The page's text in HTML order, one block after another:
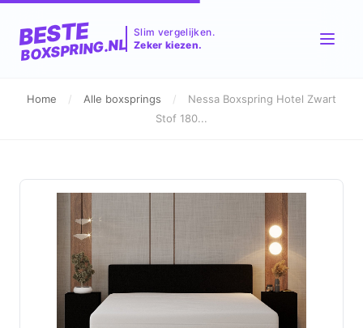
BESTE
BOXSPRING.NL
Slim vergelijken.
Zeker kiezen.
Home / Alle boxsprings /
Nessa Boxspring Hotel Zwart
Stof 180...